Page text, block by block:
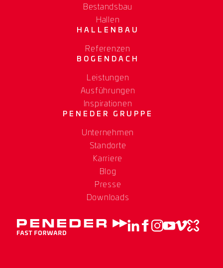
Bestandsbau
Hallen
HALLENBAU
Referenzen
BOGENDACH
Leistungen
Ausführungen
Inspirationen
PENEDER GRUPPE
Unternehmen
Standorte
Karriere
Blog
Presse
Downloads